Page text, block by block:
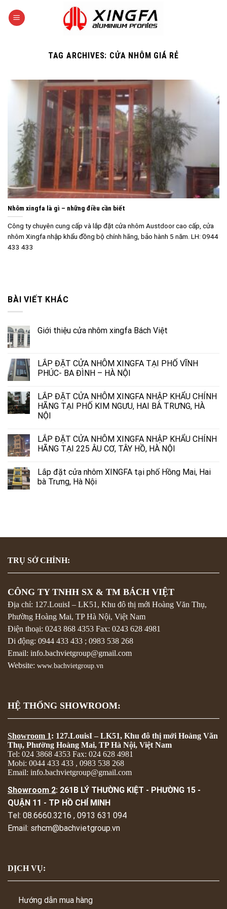
TAG ARCHIVES: CỬA NHÔM GIÁ RẺ
Nhôm xingfa là gì – những điều cần biết
Công ty chuyên cung cấp và lắp đặt cửa nhôm Austdoor cao cấp, cửa
nhôm Xingfa nhập khẩu đồng bộ chính hãng, bảo hành 5 năm. LH: 0944
433 433
BÀI VIẾT KHÁC
Giới thiệu cửa nhôm xingfa Bách Việt
LẮP ĐẶT CỬA NHÔM XINGFA TẠI PHỐ VĨNH
PHÚC- BA ĐÌNH – HÀ NỘI
LẮP ĐẶT CỬA NHÔM XINGFA NHẬP KHẨU CHÍNH
HÃNG TẠI PHỐ KIM NGƯU, HAI BÀ TRƯNG, HÀ
NỘI
LẮP ĐẶT CỬA NHÔM XINGFA NHẬP KHẨU CHÍNH
HÃNG TẠI 225 ÂU CƠ, TÂY HỒ, HÀ NỘI
Lắp đặt cửa nhôm XINGFA tại phố Hồng Mai, Hai
bà Trưng, Hà Nội
TRỤ SỞ CHÍNH:
CÔNG TY TNHH SX & TM BÁCH VIỆT
Địa chỉ: 127.LouisI – LK51, Khu đô thị mới Hoàng Văn Thụ,
Phường Hoàng Mai, TP Hà Nội, Việt Nam
Điện thoại: 0243 868 4353 Fax: 0243 628 4981
Di động: 0944 433 433 ; 0983 538 268
Email: info.bachvietgroup@gmail.com
Website: www.bachvietgroup.vn
HỆ THỐNG SHOWROOM:
Showroom 1: 127.LouisI – LK51, Khu đô thị mới Hoàng Văn
Thụ, Phường Hoàng Mai, TP Hà Nội, Việt Nam
Tel: 024 3868 4353 Fax: 024 628 4981
Mobi: 0044 433 433 , 0983 538 268
Email: info.bachvietgroup@gmail.com
Showroom 2: 261B LÝ THƯỜNG KIỆT - PHƯỜNG 15 -
QUẬN 11 - TP HỒ CHÍ MINH
Tel: 08.6660.3216 , 0913 631 094
Email: srhcm@bachvietgroup.vn
DỊCH VỤ:
Hướng dẫn mua hàng